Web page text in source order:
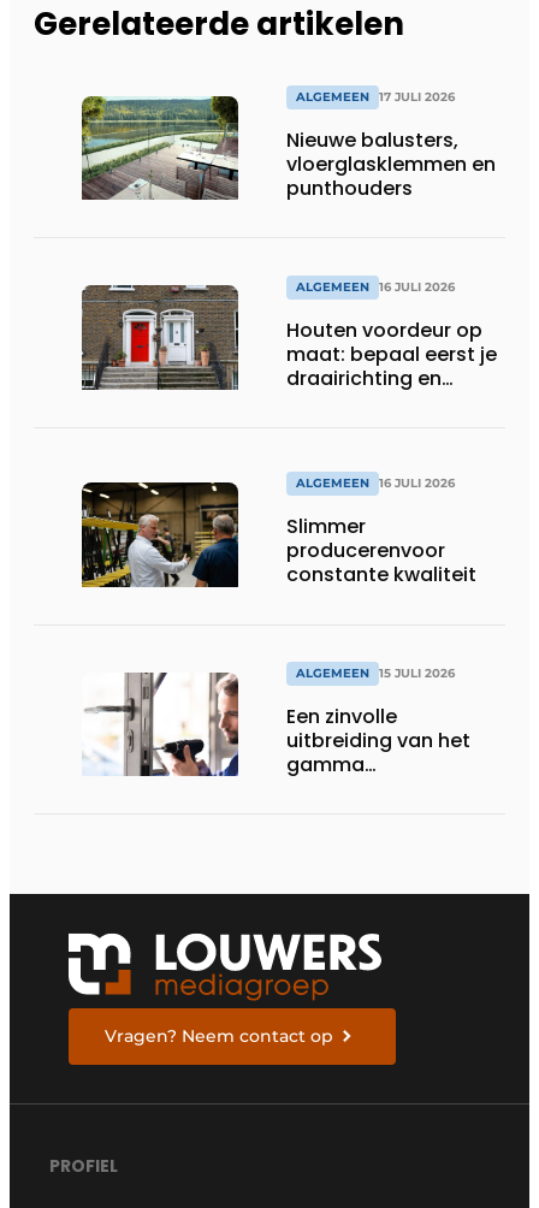
Gerelateerde artikelen
ALGEMEEN 17 JULI 2026
Nieuwe balusters,
vloerglasklemmen en
punthouders
ALGEMEEN 16 JULI 2026
Houten voordeur op
maat: bepaal eerst je
draairichting en
ALGEMEEN 16 JULI 2026
Slimmer
producerenvoor
constante kwaliteit
ALGEMEEN 15 JULI 2026
Een zinvolle
uitbreiding van het
gamma
Vragen? Neem contact op
PROFIEL